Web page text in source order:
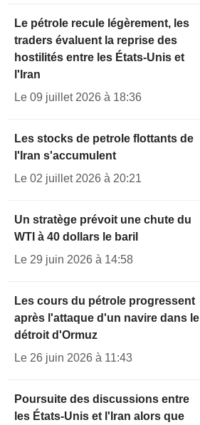
Le pétrole recule légèrement, les
traders évaluent la reprise des
hostilités entre les États-Unis et
l'Iran
Le 09 juillet 2026 à 18:36
Les stocks de petrole flottants de
l'Iran s'accumulent
Le 02 juillet 2026 à 20:21
Un stratège prévoit une chute du
WTI à 40 dollars le baril
Le 29 juin 2026 à 14:58
Les cours du pétrole progressent
après l'attaque d'un navire dans le
détroit d'Ormuz
Le 26 juin 2026 à 11:43
Poursuite des discussions entre
les États-Unis et l'Iran alors que